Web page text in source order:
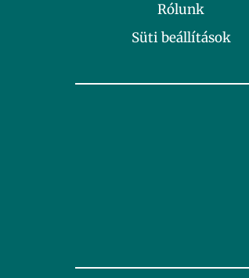
Rólunk
Süti beállítások